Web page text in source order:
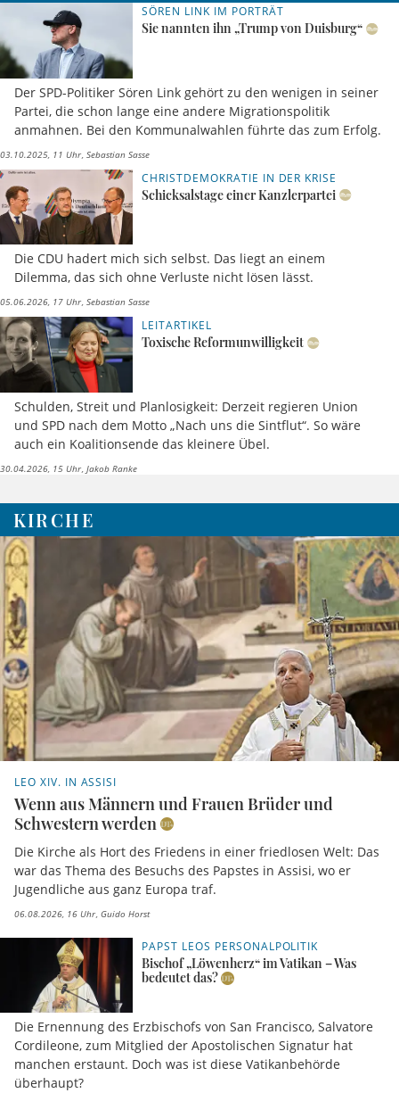
SÖREN LINK IM PORTRÄT
Sie nannten ihn „Trump von Duisburg“
Der SPD-Politiker Sören Link gehört zu den wenigen in seiner
Partei, die schon lange eine andere Migrationspolitik
anmahnen. Bei den Kommunalwahlen führte das zum Erfolg.
03.10.2025, 11 Uhr Sebastian Sasse
CHRISTDEMOKRATIE IN DER KRISE
Schicksalstage einer Kanzlerpartei
Die CDU hadert mich sich selbst. Das liegt an einem
Dilemma, das sich ohne Verluste nicht lösen lässt.
05.06.2026, 17 Uhr Sebastian Sasse
LEITARTIKEL
Toxische Reformunwilligkeit
Schulden, Streit und Planlosigkeit: Derzeit regieren Union
und SPD nach dem Motto „Nach uns die Sintflut“. So wäre
auch ein Koalitionsende das kleinere Übel.
30.04.2026, 15 Uhr Jakob Ranke
KIRCHE
LEO XIV. IN ASSISI
Wenn aus Männern und Frauen Brüder und
Schwestern werden
Die Kirche als Hort des Friedens in einer friedlosen Welt: Das
war das Thema des Besuchs des Papstes in Assisi, wo er
Jugendliche aus ganz Europa traf.
06.08.2026, 16 Uhr Guido Horst
PAPST LEOS PERSONALPOLITIK
Bischof „Löwenherz“ im Vatikan – Was
bedeutet das?
Die Ernennung des Erzbischofs von San Francisco, Salvatore
Cordileone, zum Mitglied der Apostolischen Signatur hat
manchen erstaunt. Doch was ist diese Vatikanbehörde
überhaupt?